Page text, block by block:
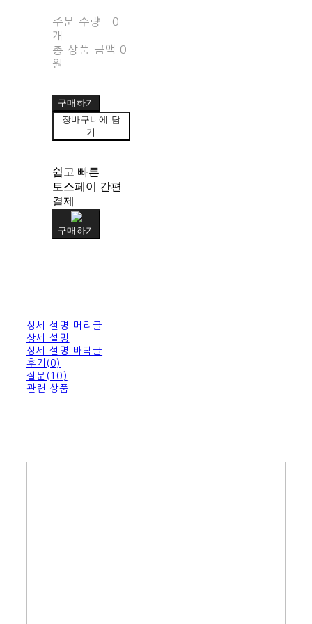
주문 수량
0
개
총 상품 금액 0
원
구매하기
장바구니에 담
기
쉽고 빠른
토스페이 간편
결제
구매하기
상세 설명 머리글
상세 설명
상세 설명 바닥글
후기(0)
질문(10)
관련 상품